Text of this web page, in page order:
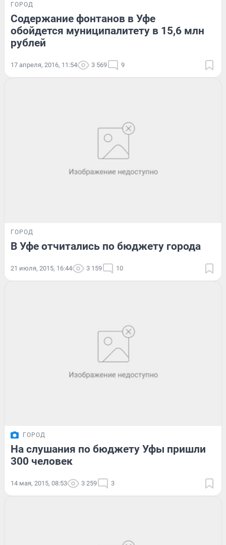
ГОРОД
Содержание фонтанов в Уфе
обойдется муниципалитету в 15,6 млн
рублей
17 апреля, 2016, 11:54 3 569 9
ГОРОД
В Уфе отчитались по бюджету города
21 июля, 2015, 16:44 3 159 10
ГОРОД
На слушания по бюджету Уфы пришли
300 человек
14 мая, 2015, 08:53 3 259 3